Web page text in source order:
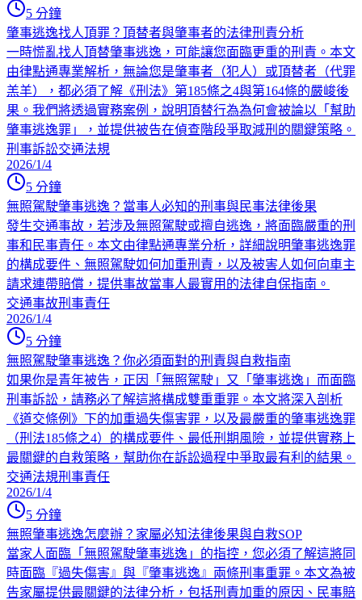
5 分鐘
肇事逃逸找人頂罪？頂替者與肇事者的法律刑責分析
一時慌亂找人頂替肇事逃逸，可能讓您面臨更重的刑責。本文
由律點通專業解析，無論您是肇事者（犯人）或頂替者（代罪
羔羊），都必須了解《刑法》第185條之4與第164條的嚴峻後
果。我們將透過實務案例，說明頂替行為為何會被論以「幫助
肇事逃逸罪」，並提供被告在偵查階段爭取減刑的關鍵策略。
刑事訴訟交通法規
2026/1/4
5 分鐘
無照駕駛肇事逃逸？當事人必知的刑事與民事法律後果
發生交通事故，若涉及無照駕駛或擅自逃逸，將面臨嚴重的刑
事和民事責任。本文由律點通專業分析，詳細說明肇事逃逸罪
的構成要件、無照駕駛如何加重刑責，以及被害人如何向車主
請求連帶賠償，提供事故當事人最實用的法律自保指南。
交通事故刑事責任
2026/1/4
5 分鐘
無照駕駛肇事逃逸？你必須面對的刑責與自救指南
如果你是青年被告，正因「無照駕駛」又「肇事逃逸」而面臨
刑事訴訟，請務必了解這將構成雙重重罪。本文將深入剖析
《道交條例》下的加重過失傷害罪，以及最嚴重的肇事逃逸罪
（刑法185條之4）的構成要件、最低刑期風險，並提供實務上
最關鍵的自救策略，幫助你在訴訟過程中爭取最有利的結果。
交通法規刑事責任
2026/1/4
5 分鐘
無照肇事逃逸怎麼辦？家屬必知法律後果與自救SOP
當家人面臨「無照駕駛肇事逃逸」的指控，您必須了解這將同
時面臨『過失傷害』與『肇事逃逸』兩條刑事重罪。本文為被
告家屬提供最關鍵的法律分析，包括刑責加重的原因、民事賠